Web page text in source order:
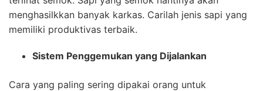
menghasilkkan banyak karkas. Carilah jenis sapi yang
memiliki produktivas terbaik.
Sistem Penggemukan yang Dijalankan
Cara yang paling sering dipakai orang untuk